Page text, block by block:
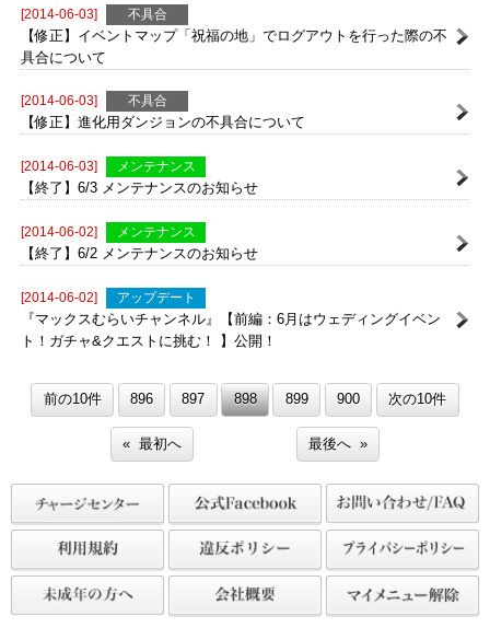
｢プレミアムアバターガチャ｣上半身アバター確率上昇キャンペー
ン！
[2014-06-03] 不具合
【修正】イベントマップ「祝福の地」でログアウトを行った際の不
具合について
[2014-06-03] 不具合
【修正】進化用ダンジョンの不具合について
[2014-06-03] メンテナンス
【終了】6/3 メンテナンスのお知らせ
[2014-06-02] メンテナンス
【終了】6/2 メンテナンスのお知らせ
『マックスむらいチャンネル』【前編：6月はウェディングイベン
ト！ガチャ&クエストに挑む！ 】公開！
前の10件 896 897 898 899 900 次の10件
« 最初へ 最後へ »